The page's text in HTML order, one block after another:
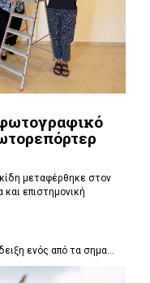
μεταφέρθηκε στον
επιστημονική
ενός από τα σημα...